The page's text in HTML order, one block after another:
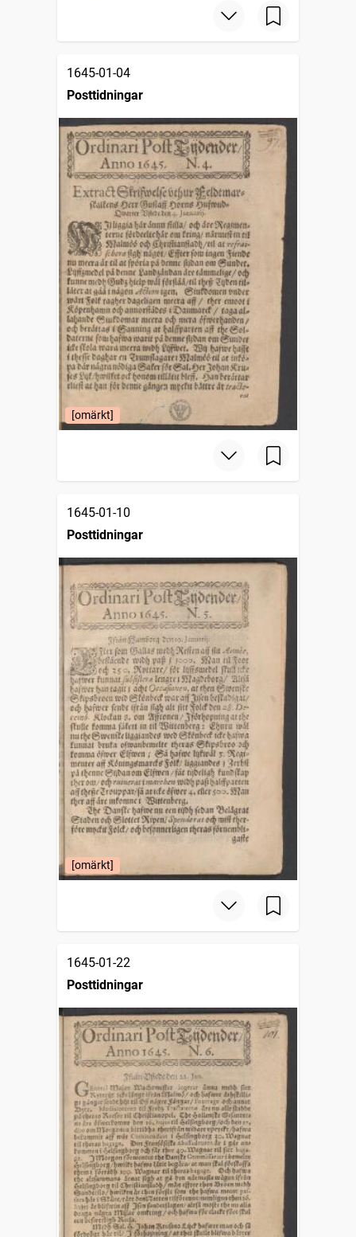
1645-01-04
Posttidningar
[omärkt]
1645-01-10
Posttidningar
[omärkt]
1645-01-22
Posttidningar